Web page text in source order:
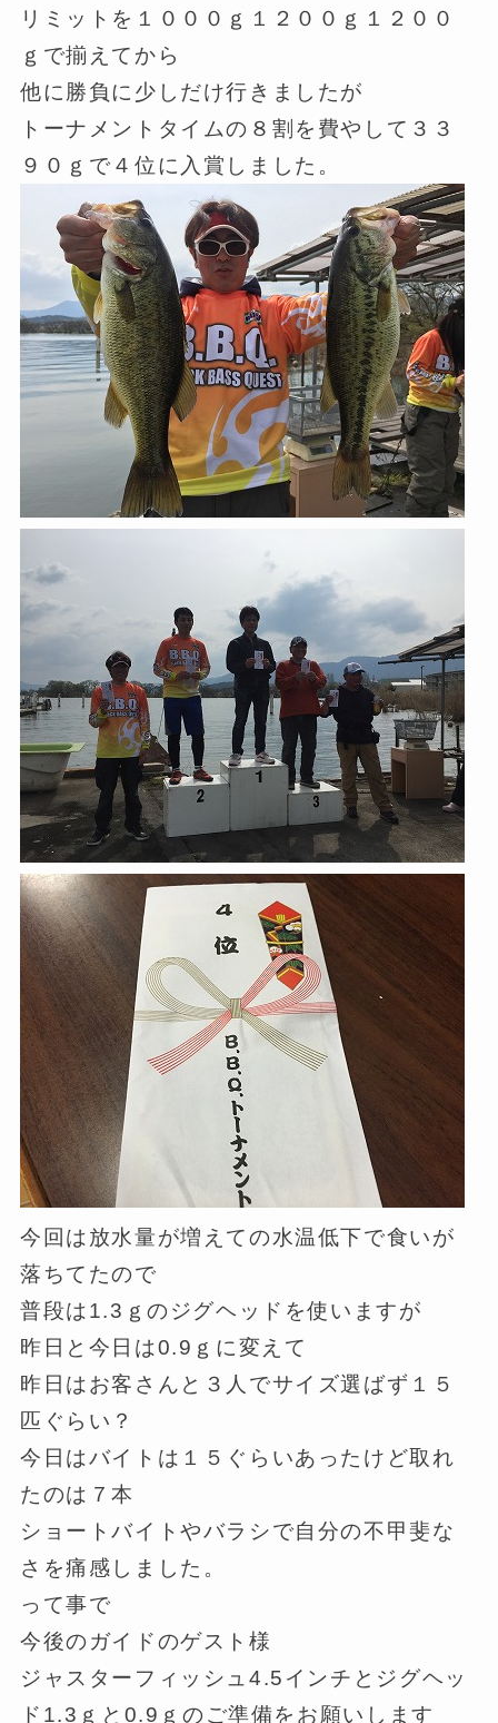
リミットを１０００ｇ１２００ｇ１２００
ｇで揃えてから
他に勝負に少しだけ行きましたが
トーナメントタイムの８割を費やして３３
９０ｇで４位に入賞しました。
今回は放水量が増えての水温低下で食いが
落ちてたので
普段は1.3ｇのジグヘッドを使いますが
昨日と今日は0.9ｇに変えて
昨日はお客さんと３人でサイズ選ばず１５
匹ぐらい？
今日はバイトは１５ぐらいあったけど取れ
たのは７本
ショートバイトやバラシで自分の不甲斐な
さを痛感しました。
って事で
今後のガイドのゲスト様
ジャスターフィッシュ4.5インチとジグヘッ
ド1.3ｇと0.9ｇのご準備をお願いします